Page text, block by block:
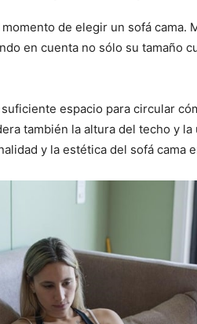
de elegir un sofá cama.
en cuenta no sólo su tamaño
espacio para circular
también la altura del techo y
y la estética del sofá cama